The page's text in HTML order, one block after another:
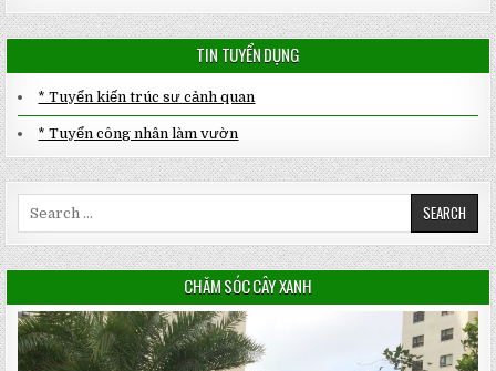
TIN TUYỂN DỤNG
* Tuyển kiến trúc sư cảnh quan
* Tuyển công nhân làm vườn
CHĂM SÓC CÂY XANH